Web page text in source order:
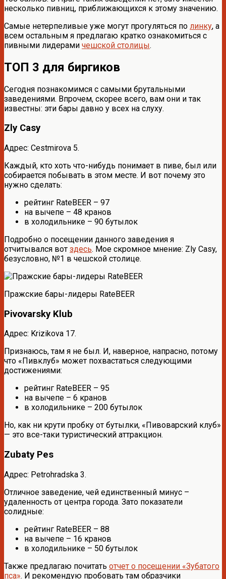
несколько пивниц, приближающихся к этому значению.
Самые нетерпеливые уже могут прогуляться по линку, а
всем остальным я предлагаю кратко ознакомиться с
пивными лидерами чешской столицы.
ТОП 3 для биргиков
Сегодня познакомимся с самыми брутальными
заведениями. Впрочем, скорее всего, вам они и так
известны: эти бары давно у всех на слуху.
Zly Casy
Адрес: Cestmirova 5.
Каждый, кто хоть что-нибудь понимает в пиве, был или
собирается побывать в этом месте. И вот почему это
нужно сделать:
рейтинг RateBEER – 97
на вычепе – 48 кранов
в холодильнике – 90 бутылок
Подробно о посещении данного заведения я
отчитывался вот здесь. Мое скромное мнение: Zly Casy,
безусловно, №1 в чешской столице.
Пражские бары-лидеры RateBEER
Pivovarsky Klub
Адрес: Krizikova 17.
Признаюсь, там я не был. И, наверное, напрасно, потому
что «Пивклуб» может похвастаться следующими
достижениями:
рейтинг RateBEER – 95
на вычепе – 6 кранов
в холодильнике – 200 бутылок
Но, как ни крути пробку от бутылки, «Пивоварский клуб»
— это все-таки туристический аттракцион.
Zubaty Pes
Адрес: Petrohradska 3.
Отличное заведение, чей единственный минус –
удаленность от центра города. Зато показатели
солидные:
рейтинг RateBEER – 88
на вычепе – 16 кранов
в холодильнике – 50 бутылок
Также предлагаю почитать отчет о посещении «Зубатого
пса». И рекомендую пробовать там образчики